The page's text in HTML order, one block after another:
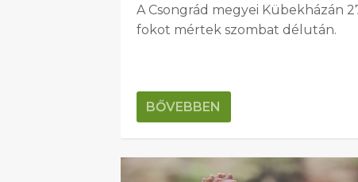
A Csongrád megyei Kübekházán
fokot mértek szombat délután.
BŐVEBBEN